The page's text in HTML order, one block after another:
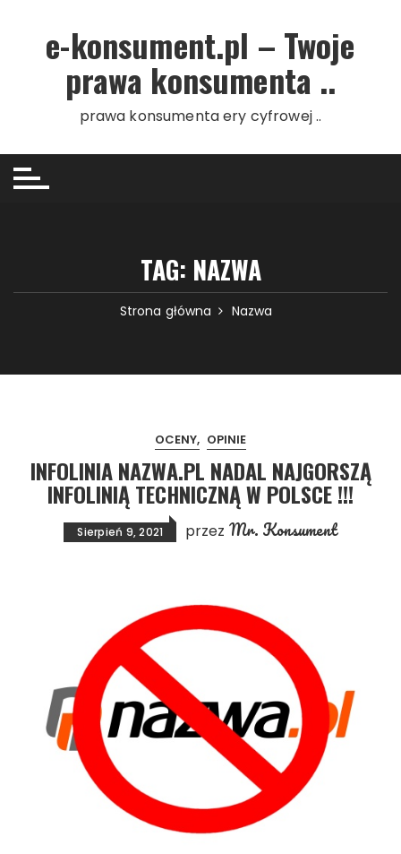
e-konsument.pl – Twoje
prawa konsumenta ..
prawa konsumenta ery cyfrowej ..
TAG: NAZWA
Strona główna Nazwa
OCENY OPINIE
INFOLINIA NAZWA.PL NADAL NAJGORSZĄ
INFOLINIĄ TECHNICZNĄ W POLSCE !!!
Sierpień 9, 2021 przez Mr. Konsument